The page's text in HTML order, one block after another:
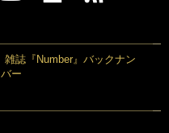
雑誌『Number』バックナン
バー